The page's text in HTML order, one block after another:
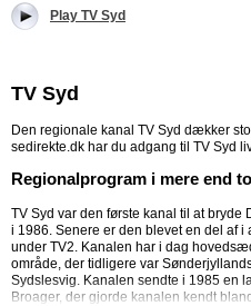
Play TV Syd
TV Syd
Den regionale kanal TV Syd dækker
sedirekte.dk har du adgang til TV Syd
Regionalprogram i mere end
TV Syd var den første kanal til at
i 1986. Senere er den blevet en del af
under TV2. Kanalen har i dag
område, der tidligere var
Sydslesvig. Kanalen sendte i 1985 en
Broager, der gjorde kanalen kendt